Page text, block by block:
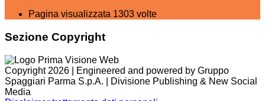
Pagina visualizzata 1303 volte
Sezione Copyright
Copyright 2026 | Engineered and powered by Gruppo
Spaggiari Parma S.p.A. | Divisione Publishing & New Social
Media